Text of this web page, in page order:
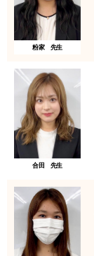
粉家 先生
合田 先生